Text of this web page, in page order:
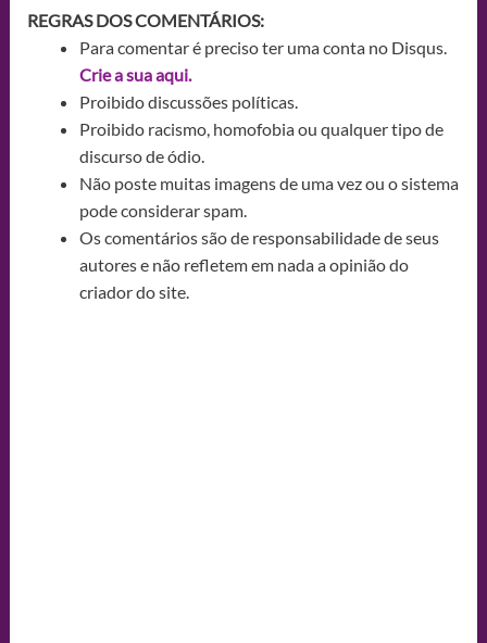
REGRAS DOS COMENTÁRIOS:
Para comentar é preciso ter uma conta no Disqus.
Crie a sua aqui.
Proibido discussões políticas.
Proibido racismo, homofobia ou qualquer tipo de
discurso de ódio.
Não poste muitas imagens de uma vez ou o sistema
pode considerar spam.
Os comentários são de responsabilidade de seus
autores e não refletem em nada a opinião do
criador do site.